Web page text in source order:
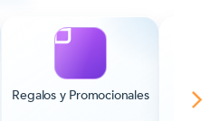
Regalos y Promocionales